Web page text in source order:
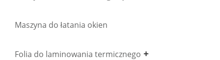
Maszyna do łatania okien
Folia do laminowania termicznego